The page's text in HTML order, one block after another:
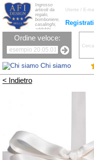
Chi siamo
Registrati
Ingrosso
articoli da
regalo,
bomboniere,
casalinghi,
addobbi
natalizi, nastri,
oggettistica,
la tavola, fiori
artificiali e
candele.
Ordine veloce:
< Indietro